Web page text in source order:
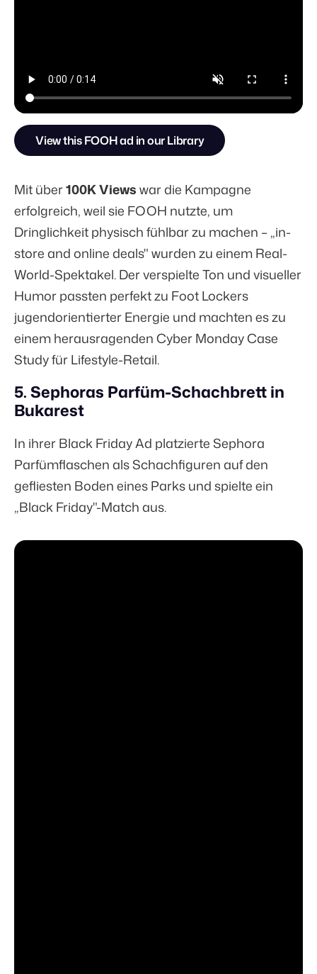
View this FOOH ad in our Library
Mit über100K Viewswar die Kampagne
erfolgreich, weil sie FOOH nutzte, um
Dringlichkeit physisch fühlbar zu machen – „in-
store and online deals" wurden zu einem Real-
World-Spektakel. Der verspielte Ton und visueller
Humor passten perfekt zu Foot Lockers
jugendorientierter Energie und machten es zu
einem herausragenden Cyber Monday Case
Study für Lifestyle-Retail.
5. Sephoras Parfüm-Schachbrett in
Bukarest
In ihrer Black Friday Ad platzierte Sephora
Parfümflaschen als Schachfiguren auf den
gefliesten Boden eines Parks und spielte ein
„Black Friday"-Match aus.